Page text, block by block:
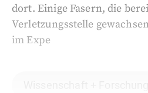
dort. Einige Fasern, die
Verletzungsstelle
im Expe